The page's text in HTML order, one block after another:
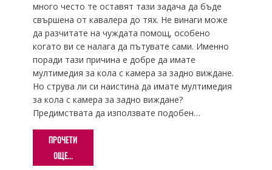
много често те оставят тази задача да бъде
свършена от кавалера до тях. Не винаги може
да разчитате на чуждата помощ, особено
когато ви се налага да пътувате сами. Именно
поради тази причина е добре да имате
мултимедия за кола с камера за задно виждане.
Но струва ли си наистина да имате мултимедия
за кола с камера за задно виждане?
Предимствата да използвате подобен…
ПРОЧЕТИ
ОЩЕ...